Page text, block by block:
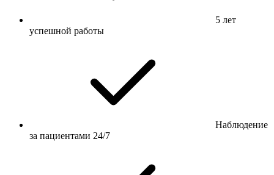
5 лет
успешной работы
Наблюдение
за пациентами 24/7